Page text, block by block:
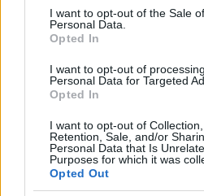
consent section.
I want to opt-out of the Sale
Personal Data.
Opted In
I want to opt-out of
Personal Data for Targeted
Opted In
I want to opt-out of Collection,
Retention, Sale, and/or
Personal Data that Is
Purposes for which it was
Opted Out
Leginkább sátrakban laknak,
ideiglenesen használnak. A
kőből építik, vagy
A szűk közösségen belül
feladata. A férfiak és az
minden reggel korán
sötétedéskor térnek csak